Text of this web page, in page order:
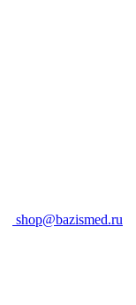
shop@bazismed.ru